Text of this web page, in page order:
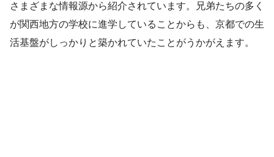
さまざまな情報源から紹介されています。兄弟たちの多く
が関西地方の学校に進学していることからも、京都での生
活基盤がしっかりと築かれていたことがうかがえます。